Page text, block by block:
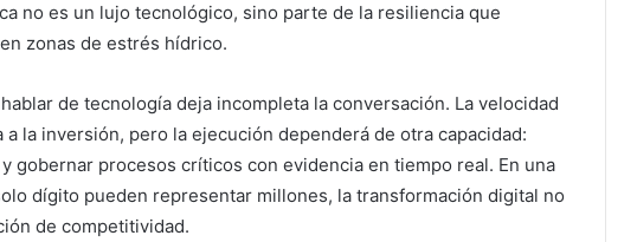
no es un lujo tecnológico, sino parte de la resiliencia que
zonas de estrés hídrico.
de tecnología deja incompleta la conversación. La velocidad
la inversión, pero la ejecución dependerá de otra capacidad:
gobernar procesos críticos con evidencia en tiempo real. En una
dígito pueden representar millones, la transformación digital no
de competitividad.